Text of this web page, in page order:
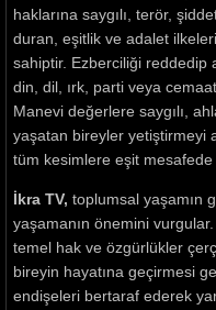
haklarına saygılı, terör,
duran, eşitlik ve adalet
sahiptir. Ezberciliği reddedip
din, dil, ırk, parti veya
Manevi değerlere saygılı,
yaşatan bireyler yetiştirmeyi
tüm kesimlere eşit mesafede
İkra TV, toplumsal yaşamın
yaşamanın önemini
temel hak ve özgürlükler
bireyin hayatına geçirmesi
endişeleri bertaraf ederek